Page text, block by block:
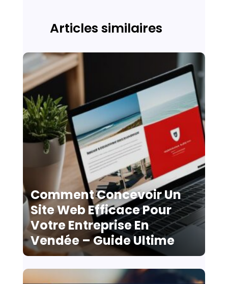
Articles similaires
Comment Concevoir Un
Site Web Efficace Pour
Votre Entreprise En
Vendée – Guide Ultime